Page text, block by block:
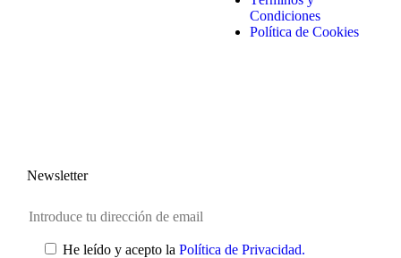
Condiciones
Política de Cookies
Newsletter
He leído y acepto la Política de Privacidad.